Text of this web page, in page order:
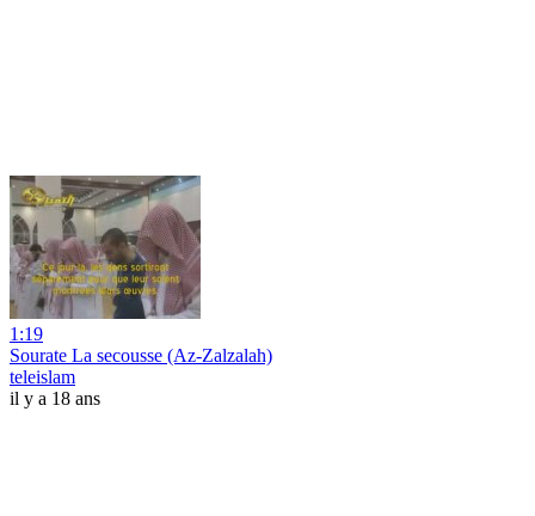
1:19
Sourate La secousse (Az-Zalzalah)
teleislam
il y a 18 ans